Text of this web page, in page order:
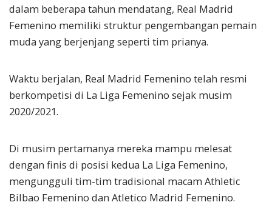
dalam beberapa tahun mendatang, Real Madrid
Femenino memiliki struktur pengembangan pemain
muda yang berjenjang seperti tim prianya.
Waktu berjalan, Real Madrid Femenino telah resmi
berkompetisi di La Liga Femenino sejak musim
2020/2021.
Di musim pertamanya mereka mampu melesat
dengan finis di posisi kedua La Liga Femenino,
mengungguli tim-tim tradisional macam Athletic
Bilbao Femenino dan Atletico Madrid Femenino.